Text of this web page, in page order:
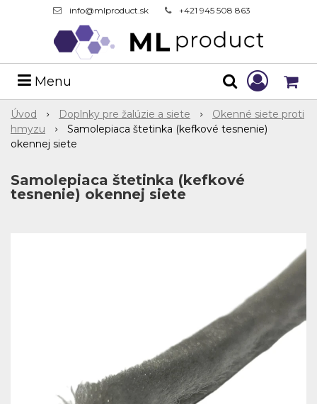
info@mlproduct.sk +421 945 508 863
Menu
Úvod Doplnky pre žalúzie a siete
Okenné siete proti
hmyzu
Samolepiaca štetinka (kefkové tesnenie)
okennej siete
Samolepiaca štetinka (kefkové
tesnenie) okennej siete